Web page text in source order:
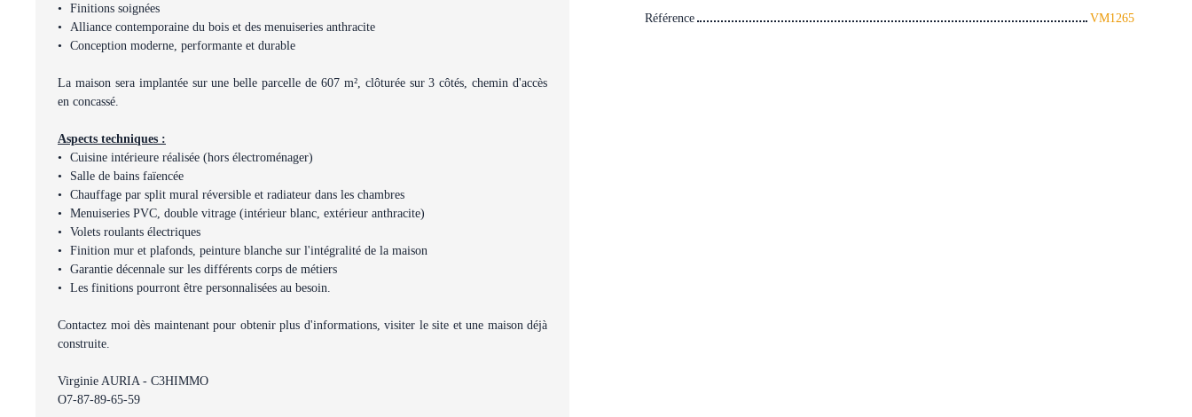
Finitions soignées
Alliance contemporaine du bois et des menuiseries anthracite
Conception moderne, performante et durable
La maison sera implantée sur une belle parcelle de 607 m², clôturée sur 3 côtés, chemin d'accès
en concassé.
Aspects techniques :
Cuisine intérieure réalisée (hors électroménager)
Salle de bains faïencée
Chauffage par split mural réversible et radiateur dans les chambres
Menuiseries PVC, double vitrage (intérieur blanc, extérieur anthracite)
Volets roulants électriques
Finition mur et plafonds, peinture blanche sur l'intégralité de la maison
Garantie décennale sur les différents corps de métiers
Les finitions pourront être personnalisées au besoin.
Contactez moi dès maintenant pour obtenir plus d'informations, visiter le site et une maison déjà
construite.
Virginie AURIA - C3HIMMO
O7-87-89-65-59
Référence
VM1265